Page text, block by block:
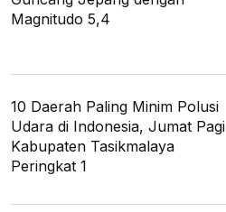
Magnitudo 5,4
10 Daerah Paling Minim Polusi
Udara di Indonesia, Jumat Pagi
Kabupaten Tasikmalaya
Peringkat 1